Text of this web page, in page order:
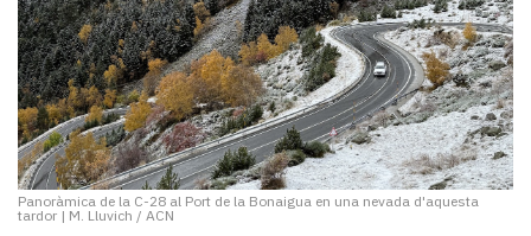
Panoràmica de la C-28 al Port de la Bonaigua en una nevada d'aquesta
tardor | M. Lluvich / ACN